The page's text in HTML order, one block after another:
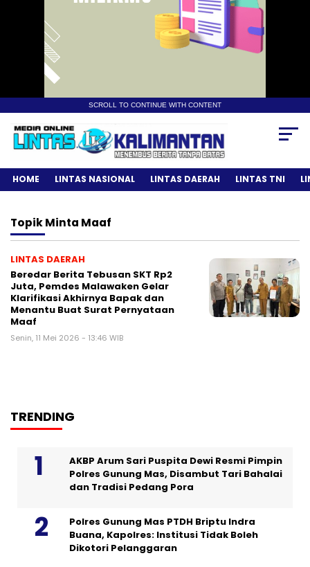
SCROLL TO CONTINUE WITH CONTENT
HOME LINTAS NASIONAL LINTAS DAERAH LINTAS TNI
TopikMinta Maaf
LINTAS DAERAH
Beredar Berita Tebusan SKT Rp2
Juta, Pemdes Malawaken Gelar
Klarifikasi Akhirnya Bapak dan
Menantu Buat Surat Pernyataan
Maaf
Senin, 11 Mei 2026 - 13:46 WIB
TRENDING
AKBP Arum Sari Puspita Dewi Resmi Pimpin
Polres Gunung Mas, Disambut Tari Bahalai
dan Tradisi Pedang Pora
Polres Gunung Mas PTDH Briptu Indra
Buana, Kapolres: Institusi Tidak Boleh
Dikotori Pelanggaran